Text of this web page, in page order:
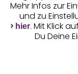
Unsere
Mehr Infos zur
und zu
hier. Mit Klick
Du Deine